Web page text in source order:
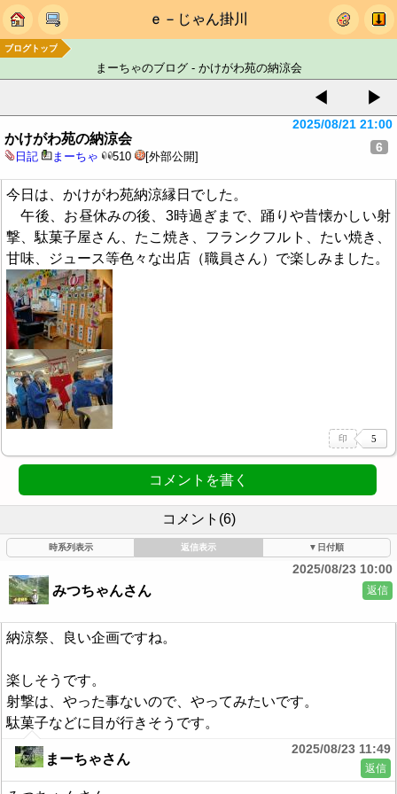
ｅ－じゃん掛川
ブログトップ
まーちゃのブログ - かけがわ苑の納涼会
◀ ▶
かけがわ苑の納涼会
日記 まーちゃ 510 [外部公開]
2025/08/21 21:00
6
今日は、かけがわ苑納涼縁日でした。
午後、お昼休みの後、3時過ぎまで、踊りや昔懐かしい射
撃、駄菓子屋さん、たこ焼き、フランクフルト、たい焼き、
甘味、ジュース等色々な出店（職員さん）で楽しみました。
コメントを書く
コメント(6)
時系列表示 返信表示 ▼日付順
みつちゃんさん
2025/08/23 10:00
返信
納涼祭、良い企画ですね。
楽しそうです。
射撃は、やった事ないので、やってみたいです。
駄菓子などに目が行きそうです。
まーちゃさん
2025/08/23 11:49
返信